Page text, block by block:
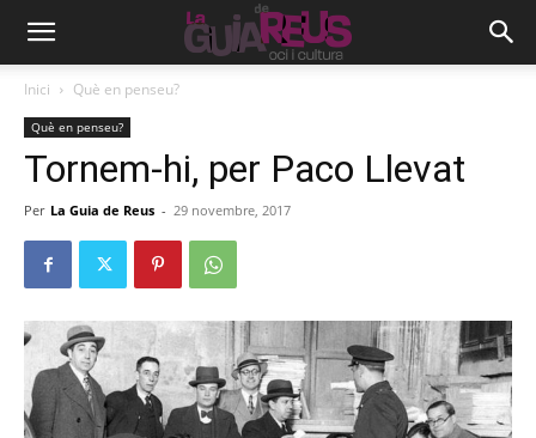
Inici Què en penseu?
Què en penseu?
Tornem-hi, per Paco Llevat
Per La Guia de Reus - 29 novembre, 2017